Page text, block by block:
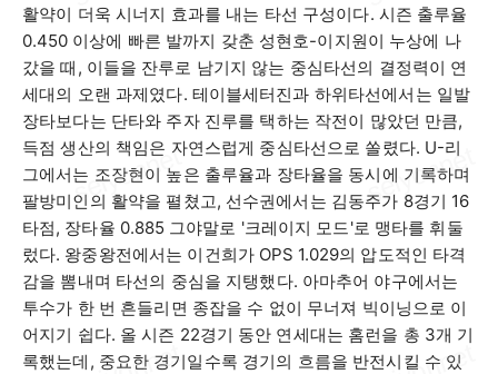
활약이 더욱 시너지 효과를 내는 타선 구성이다. 시즌 출루율
0.450 이상에 빠른 발까지 갖춘 성현호-이지원이 누상에 나
갔을 때 , 이들을 잔루로 남기지 않는 중심타선의 결정력이 연
세대의 오랜 과제였다. 테이블세터진과 하위타선에서는 일발
장타보다는 단타와 주자 진루를 택하는 작전이 많았던 만큼,
득점 생산의 책임은 자연스럽게 중심타선으로 쏠렸다. U-리
그에서는 조장현이 높은 출루율과 장타율을 동시에 기록하며
팔방미인의 활약을 펼쳤고, 선수권에서는 김동주가 8경기 16
타점, 장타율 0.885 그야말로 '크레이지 모드'로 맹타를 휘둘
렀다. 왕중왕전에서는 이건희가 OPS 1.029의 압도적인 타격
감을 뽐내며 타선의 중심을 지탱했다. 아마추어 야구에서는
투수가 한 번 흔들리면 종잡을 수 없이 무너져 빅이닝으로 이
어지기 쉽다. 올 시즌 22경기 동안 연세대는 홈런을 총 3개 기
록했는데 , 중요한 경기일수록 경기의 흐름을 반전시킬 수 있